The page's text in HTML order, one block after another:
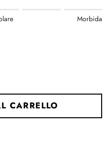
is 2.
Morbida
CARRELLO